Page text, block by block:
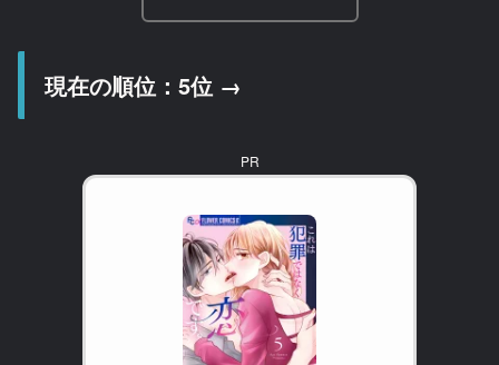
現在の順位：5位 →
PR